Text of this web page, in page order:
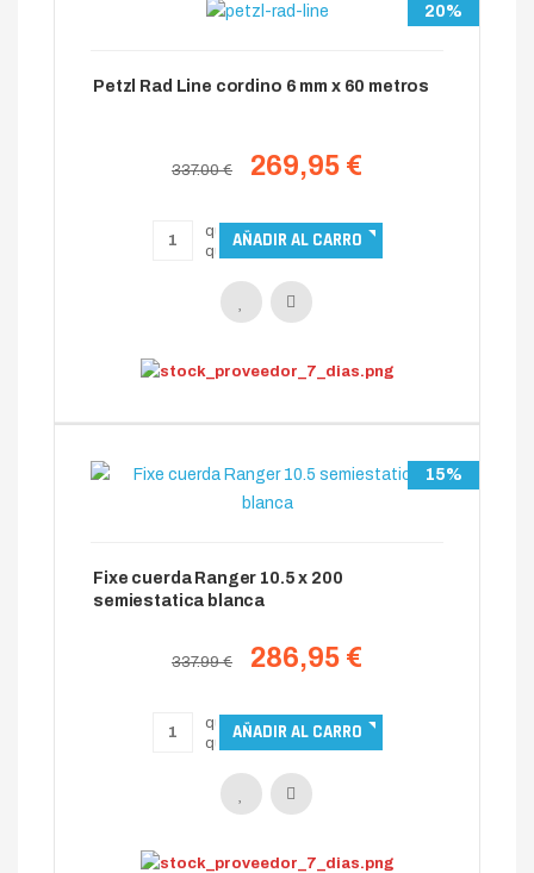
20%
Petzl Rad Line cordino 6 mm x 60 metros
337.00 € 269,95 €
15%
Fixe cuerda Ranger 10.5 x 200
semiestatica blanca
337.99 € 286,95 €